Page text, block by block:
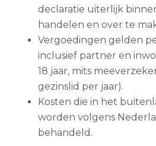
declaratie uiterlijk
handelen en over te
Vergoedingen gelden
inclusief partner en
18 jaar, mits
gezinslid per jaar).
Kosten die in het
worden volgens
behandeld.